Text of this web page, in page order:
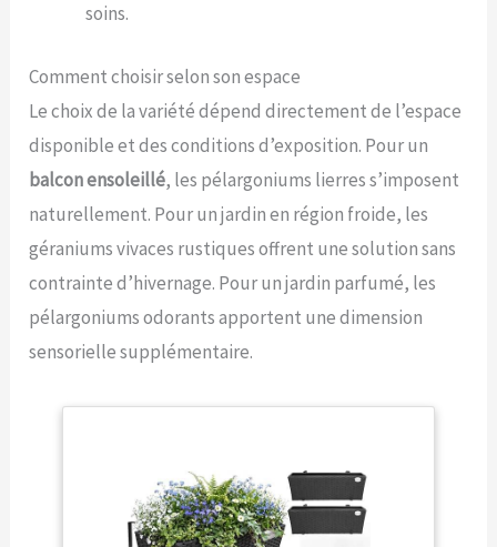
soins.
Comment choisir selon son espace
Le choix de la variété dépend directement de l’espace
disponible et des conditions d’exposition. Pour un
balcon ensoleillé, les pélargoniums lierres s’imposent
naturellement. Pour un jardin en région froide, les
géraniums vivaces rustiques offrent une solution sans
contrainte d’hivernage. Pour un jardin parfumé, les
pélargoniums odorants apportent une dimension
sensorielle supplémentaire.